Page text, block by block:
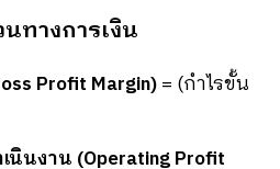
ทางการเงิน
Profit Margin)= (กำไรขั้น
นินงาน (Operating Profit